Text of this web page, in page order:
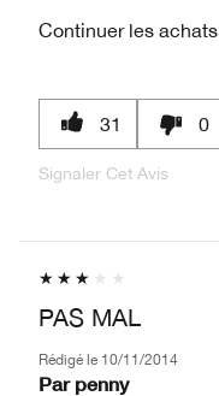
Continuer les achats
31 0
Signaler Cet Avis
PAS MAL
Rédigé le 10/11/2014
Par penny